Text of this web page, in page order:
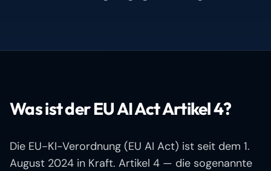
Was ist der EU AI Act Artikel 4?
Die EU-KI-Verordnung (EU AI Act) ist seit dem 1.
August 2024 in Kraft. Artikel 4 — die sogenannte